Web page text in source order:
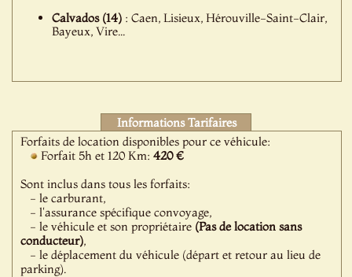
Calvados (14) : Caen, Lisieux, Hérouville-Saint-Clair,
Bayeux, Vire...
Informations Tarifaires
Forfaits de location disponibles pour ce véhicule:
Forfait 5h et 120 Km:420 €
Sont inclus dans tous les forfaits:
- le carburant,
- l'assurance spécifique convoyage,
- le véhicule et son propriétaire (Pas de location sans
conducteur),
- le déplacement du véhicule (départ et retour au lieu de
parking).